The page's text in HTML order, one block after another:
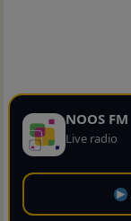
NOOS FM
Live radio